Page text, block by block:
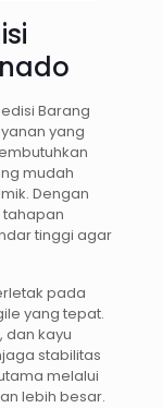
Barang
yang
mudah
Dengan
tahapan
tinggi agar
pada
yang tepat.
dan kayu
stabilitas
melalui
lebih besar.